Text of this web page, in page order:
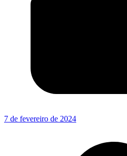
7 de fevereiro de 2024